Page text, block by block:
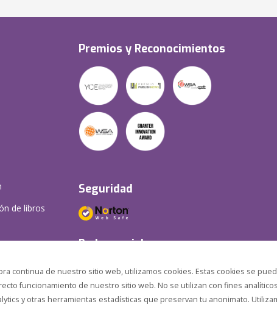
continua de nuestro sitio web, utilizamos cookies. Estas cookies se
funcionamiento de nuestro sitio web. No se utilizan con fines
y otras herramientas estadísticas que preservan tu anonimato.
de libros
)
Premios y Reconocimientos
Seguridad
Redes sociales